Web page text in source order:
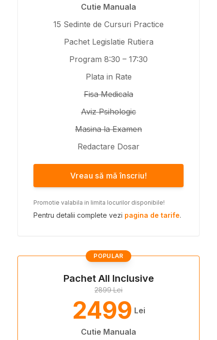
Cutie Manuala
15 Sedinte de Cursuri Practice
Pachet Legislatie Rutiera
Program 8:30 – 17:30
Plata in Rate
Fisa Medicala
Aviz Psihologic
Masina la Examen
Redactare Dosar
Vreau să mă înscriu!
Promotie valabila in limita locurilor disponibile!
Pentru detalii complete vezi pagina de tarife.
POPULAR
Pachet All Inclusive
2899 Lei
2499 Lei
Cutie Manuala